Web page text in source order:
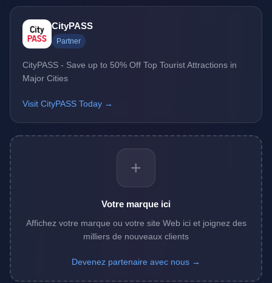
CityPASS
Partner
CityPASS - Save up to 50% Off Top Tourist Attractions in
Major Cities
Visit CityPASS Today →
+
Votre marque ici
Affichez votre marque ou votre site Web ici et joignez des
milliers de nouveaux clients
Devenez partenaire avec nous →